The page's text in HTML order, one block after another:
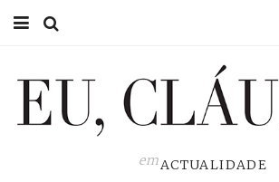
EU CLÁUDIO
emACTUALIDADE